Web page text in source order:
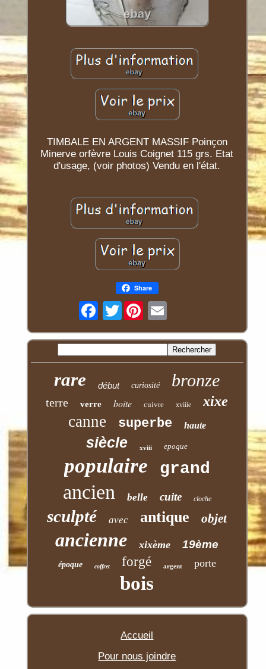
TIMBALE EN ARGENT MASSIF Poinçon
Minerve orfèvre Louis Coignet 115 grs. Etat
d'usage, (voir photos) Vendu en l'état.
Share
Twitter
rare début curiosité bronze
terre verre boite cuivre xviiie xixe
canne superbe haute
siècle xviii epoque
populaire grand
ancien belle cuite cloche
sculpté avec antique objet
ancienne xixème 19ème
époque coffret forgé argent porte
bois
Accueil
Pour nous joindre